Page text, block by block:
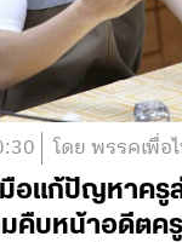
โดย พรรคเพื่อ
อแก้ปัญหาครู
คืบหน้าอดีตค